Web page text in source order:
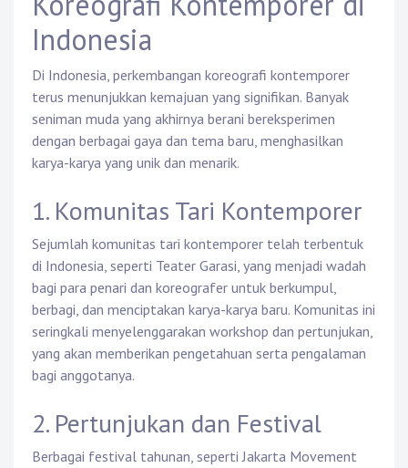
Indonesia
Di Indonesia, perkembangan koreografi kontemporer
terus menunjukkan kemajuan yang signifikan. Banyak
seniman muda yang akhirnya berani bereksperimen
dengan berbagai gaya dan tema baru, menghasilkan
karya-karya yang unik dan menarik.
1. Komunitas Tari Kontemporer
Sejumlah komunitas tari kontemporer telah terbentuk
di Indonesia, seperti Teater Garasi, yang menjadi wadah
bagi para penari dan koreografer untuk berkumpul,
berbagi, dan menciptakan karya-karya baru. Komunitas ini
seringkali menyelenggarakan workshop dan pertunjukan,
yang akan memberikan pengetahuan serta pengalaman
bagi anggotanya.
2. Pertunjukan dan Festival
Berbagai festival tahunan, seperti Jakarta Movement